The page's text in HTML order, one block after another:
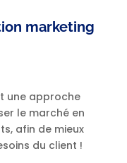
marketing
une approche
le marché en
afin de mieux
du client !